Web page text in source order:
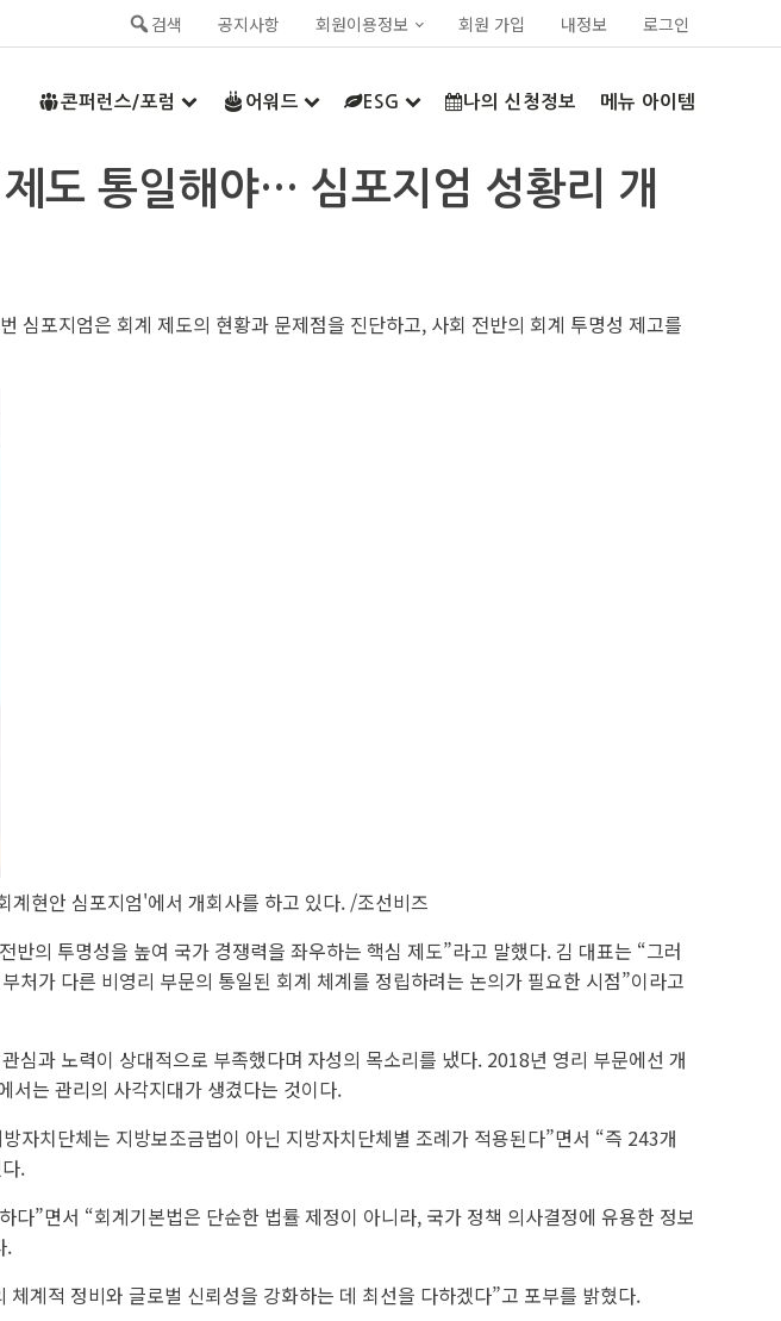
검색 공지사항 회원이용정보 회원 가입 내정보 로그인
콘퍼런스/포럼 어워드 ESG 나의 신청정보 메뉴 아이템
도 통일해야… 심포지엄 성황리 개
심포지엄은 회계 제도의 현황과 문제점을 진단하고, 사회 전반의 회계 투명성 제고를
현안 심포지엄'에서 개회사를 하고 있다. /조선비즈
의 투명성을 높여 국가 경쟁력을 좌우하는 핵심 제도”라고 말했다. 김 대표는 “그러
가 다른 비영리 부문의 통일된 회계 체계를 정립하려는 논의가 필요한 시점”이라고
심과 노력이 상대적으로 부족했다며 자성의 목소리를 냈다. 2018년 영리 부문에선 개
서는 관리의 사각지대가 생겼다는 것이다.
자치단체는 지방보조금법이 아닌 지방자치단체별 조례가 적용된다”면서 “즉 243개
.
”면서 “회계기본법은 단순한 법률 제정이 아니라, 국가 정책 의사결정에 유용한 정보
.
계적 정비와 글로벌 신뢰성을 강화하는 데 최선을 다하겠다”고 포부를 밝혔다.